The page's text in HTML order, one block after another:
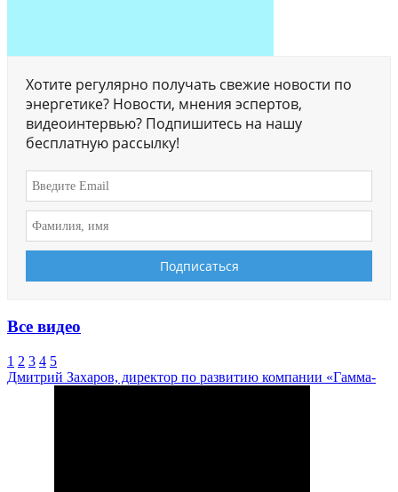
Хотите регулярно получать свежие новости по
энергетике? Новости, мнения эспертов,
видеоинтервью? Подпишитесь на нашу
бесплатную рассылку!
Все видео
1 2 3 4 5
Дмитрий Захаров, директор по развитию компании «Гамма-